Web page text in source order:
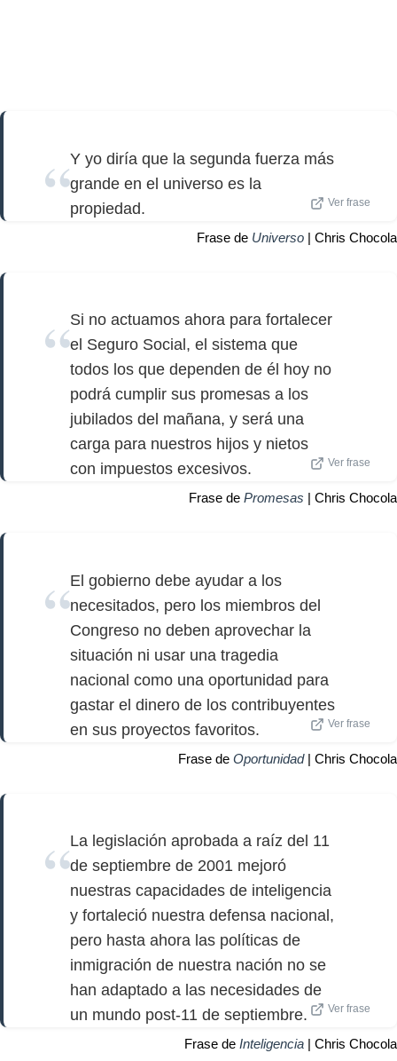
Y yo diría que la segunda fuerza más
grande en el universo es la
propiedad.
Ver frase
Frase de Universo | Chris Chocola
Si no actuamos ahora para fortalecer
el Seguro Social, el sistema que
todos los que dependen de él hoy no
podrá cumplir sus promesas a los
jubilados del mañana, y será una
carga para nuestros hijos y nietos
con impuestos excesivos.
Ver frase
Frase de Promesas | Chris Chocola
El gobierno debe ayudar a los
necesitados, pero los miembros del
Congreso no deben aprovechar la
situación ni usar una tragedia
nacional como una oportunidad para
gastar el dinero de los contribuyentes
en sus proyectos favoritos.
Ver frase
Frase de Oportunidad| Chris Chocola
La legislación aprobada a raíz del 11
de septiembre de 2001 mejoró
nuestras capacidades de inteligencia
y fortaleció nuestra defensa nacional,
pero hasta ahora las políticas de
inmigración de nuestra nación no se
han adaptado a las necesidades de
un mundo post-11 de septiembre.
Ver frase
Frase de Inteligencia | Chris Chocola